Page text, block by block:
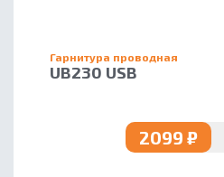
Гарнитура проводная
UB230 USB
2099 ₽